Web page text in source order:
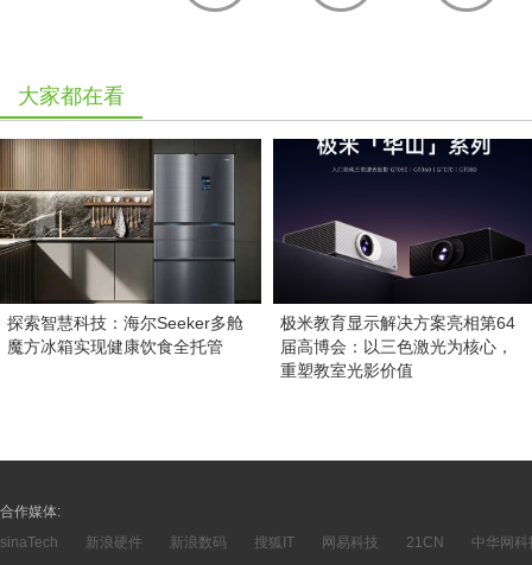
大家都在看
探索智慧科技：海尔Seeker多舱
魔方冰箱实现健康饮食全托管
极米教育显示解决方案亮相第64
届高博会：以三色激光为核心，
重塑教室光影价值
合作媒体:
sinaTech
新浪硬件 新浪数码 搜狐IT 网易科技 21CN
中华网科